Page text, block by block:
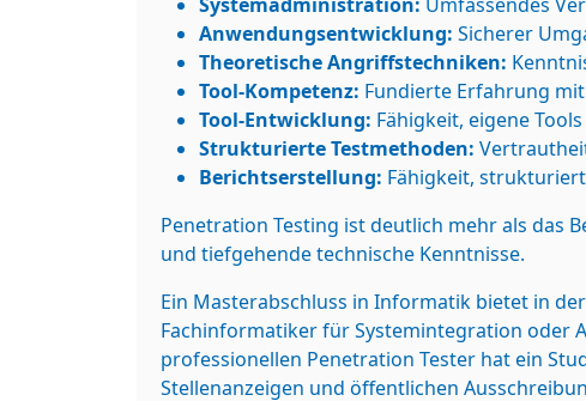
Anwendungsentwicklung: Sicherer
Theoretische Angriffstechniken:
Tool-Kompetenz: Fundierte Erfahrung mit
Tool-Entwicklung: Fähigkeit, eigene
Strukturierte Testmethoden:
Berichtserstellung: Fähigkeit,
Penetration Testing ist deutlich mehr als das
und tiefgehende technische Kenntnisse.
Ein Masterabschluss in Informatik bietet in
Fachinformatiker für Systemintegration oder
professionellen Penetration Tester hat ein
Stellenanzeigen und öffentlichen